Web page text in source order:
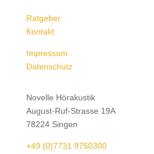
Ratgeber
Kontakt
Impressum
Datenschutz
Novelle Hörakustik
August-Ruf-Strasse 19A
78224 Singen
+49 (0)7731 9750300